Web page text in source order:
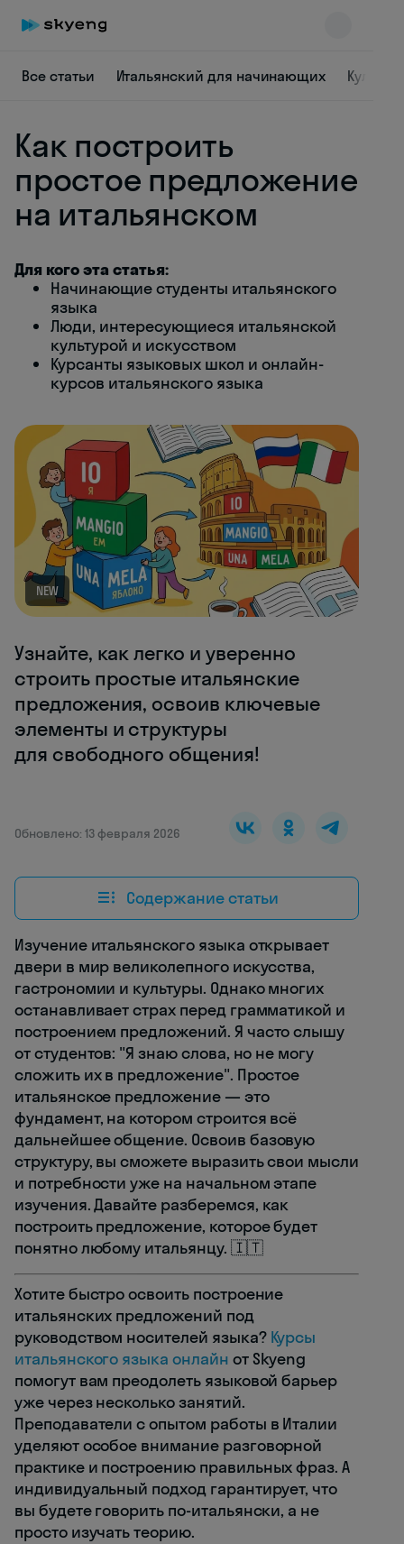
Все статьи Итальянский для начинающих
Как построить
простое предложение
на итальянском
Для кого эта статья:
Начинающие студенты итальянского
языка
Люди, интересующиеся итальянской
культурой и искусством
Курсанты языковых школ и онлайн-
курсов итальянского языка
NEW
Узнайте, как легко и уверенно
строить простые итальянские
предложения, освоив ключевые
элементы и структуры
для свободного общения!
Обновлено: 13 февраля 2026
Содержание статьи
Изучение итальянского языка открывает
двери в мир великолепного искусства,
гастрономии и культуры. Однако многих
останавливает страх перед грамматикой и
построением предложений. Я часто слышу
от студентов: "Я знаю слова, но не могу
сложить их в предложение". Простое
итальянское предложение — это
фундамент, на котором строится всё
дальнейшее общение. Освоив базовую
структуру, вы сможете выразить свои мысли
и потребности уже на начальном этапе
изучения. Давайте разберемся, как
построить предложение, которое будет
понятно любому итальянцу. 🇮🇹
Хотите быстро освоить построение
итальянских предложений под
руководством носителей языка? Курсы
итальянского языка онлайн от Skyeng
помогут вам преодолеть языковой барьер
уже через несколько занятий.
Преподаватели с опытом работы в Италии
уделяют особое внимание разговорной
практике и построению правильных фраз. А
индивидуальный подход гарантирует, что
вы будете говорить по-итальянски, а не
просто изучать теорию.